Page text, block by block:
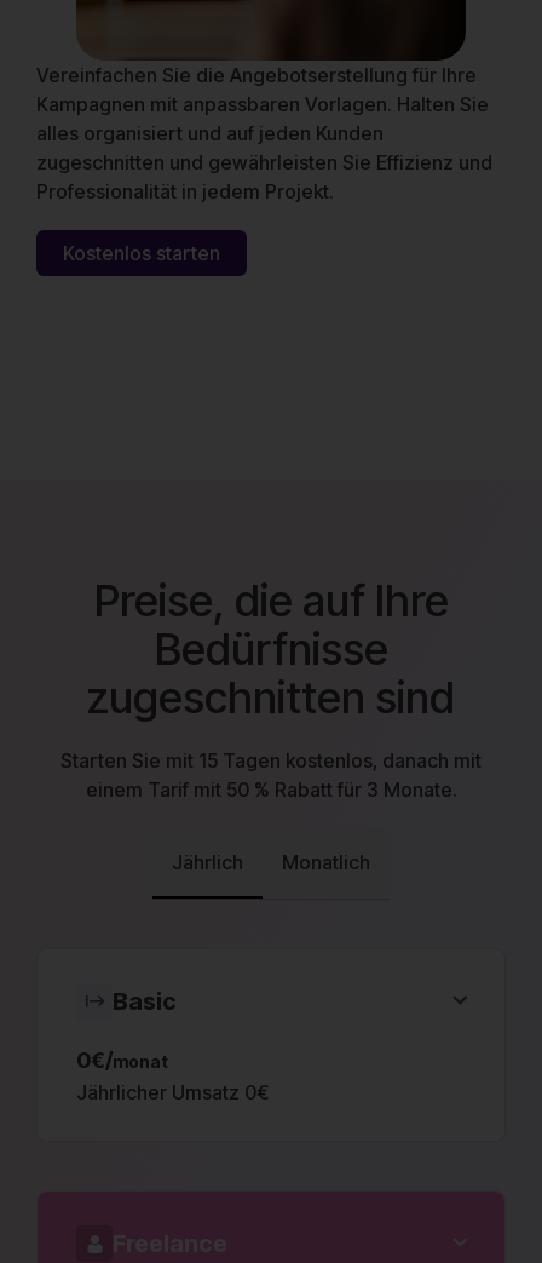
Vereinfachen Sie die Angebotserstellung für Ihre
Kampagnen mit anpassbaren Vorlagen. Halten Sie
alles organisiert und auf jeden Kunden
zugeschnitten und gewährleisten Sie Effizienz und
Professionalität in jedem Projekt.
Kostenlos starten
Preise, die auf Ihre
Bedürfnisse
zugeschnitten sind
Starten Sie mit 15 Tagen kostenlos, danach mit
einem Tarif mit 50 % Rabatt für 3 Monate.
Jährlich Monatlich
Basic
0€/monat
Jährlicher Umsatz 0€
Freelance